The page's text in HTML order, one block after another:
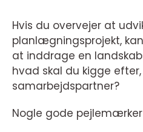
Hvis du overvejer at
planlægningsprojekt,
at inddrage en
hvad skal du kigge
samarbejdspartner?
Nogle gode pejlemærker